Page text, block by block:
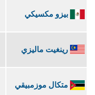
بيزو مكسيكي
رينغيت ماليزي
متكال موزمبيقي